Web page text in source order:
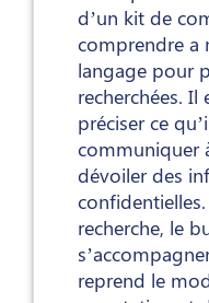
d’un kit de
comprendre a
langage pour
recherchées.
préciser ce
communiquer
dévoiler des
recherche, le
reprend le